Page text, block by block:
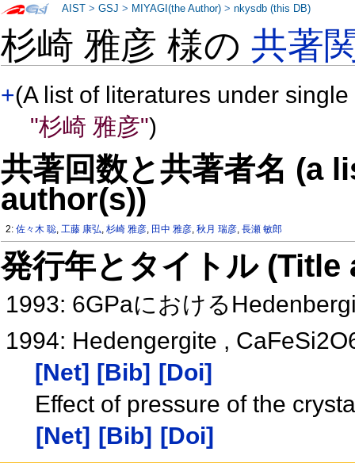
杉崎 雅彦 様の共著
+(A list of literatures under
"杉崎 雅彦")
共著回数と共著者名 (a
author(s))
2:佐々木 聡,工藤 康弘,杉崎 雅彦, 田中 雅彦,秋月 瑞彦,長瀬 敏郎
発行年とタイトル
1993: 6GPaにおける
1994: Hedengergite ,
[Net] [Bib] [Doi]
Effect of pressure of the
[Net] [Bib] [Doi]
AIST >GSJ > MIYAGI(the Author) >nkysdb (this DB)